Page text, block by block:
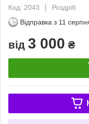
Код: 2043
Роздріб
Відправка з 11
від 3 000 ₴